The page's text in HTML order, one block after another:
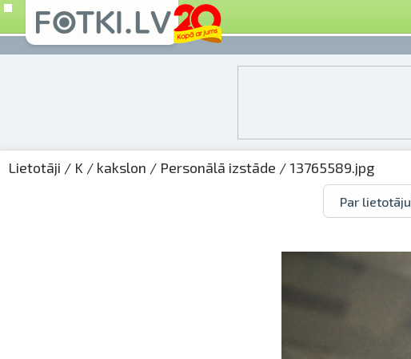
Lietotāji / K / kakslon / Personālā izstāde / 13765589.jpg
Par lietotāju